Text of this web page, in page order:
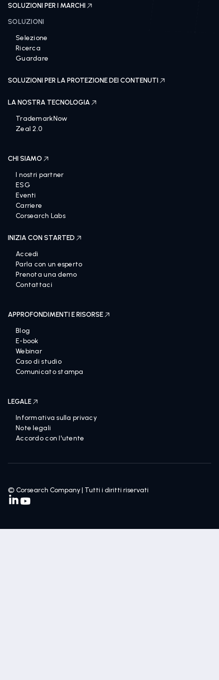
SOLUZIONI PER I MARCHI
SOLUZIONI
Selezione
Ricerca
Guardare
SOLUZIONI PER LA PROTEZIONE DEI CONTENUTI
LA NOSTRA TECNOLOGIA
TrademarkNow
Zeal 2.0
CHI SIAMO
I nostri partner
ESG
Eventi
Carriere
Corsearch Labs
INIZIA CON STARTED
Accedi
Parla con un esperto
Prenota una demo
Contattaci
APPROFONDIMENTI E RISORSE
Blog
E-book
Webinar
Caso di studio
Comunicato stampa
LEGALE
Informativa sulla privacy
Note legali
Accordo con l'utente
© Corsearch Company | Tutti i diritti riservati